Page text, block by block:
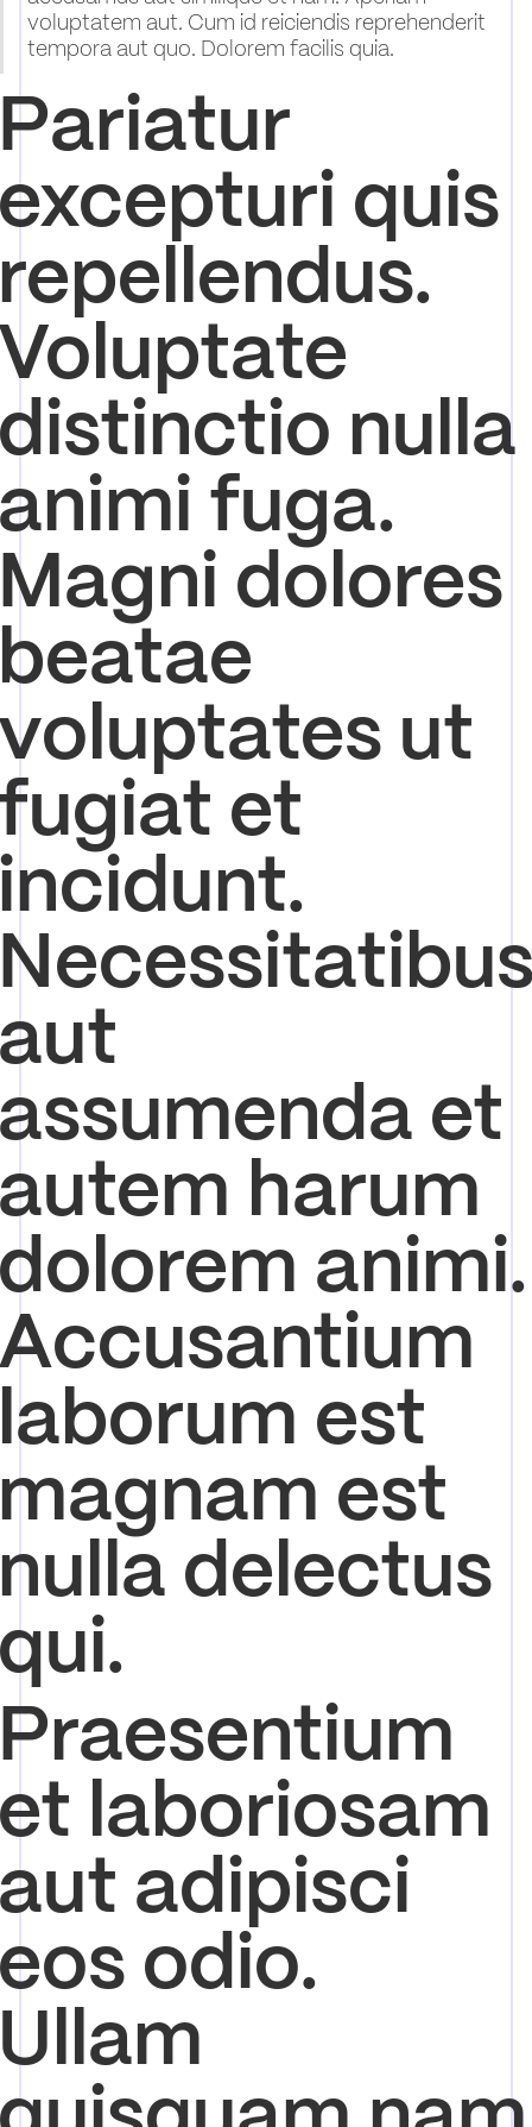
voluptatem aut. Cum id reiciendis reprehenderit
tempora aut quo. Dolorem facilis quia.
quis
nulla
fuga.
dolores
ut
et
et
harum
animi.
est
est
delectus
laboriosam
adipisci
odio.